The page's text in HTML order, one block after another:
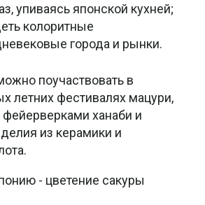
упиваясь японской кухней;
колоритные
города и рынки.
поучаствовать в
летних фестивалях мацури,
ханаби и
из керамики и